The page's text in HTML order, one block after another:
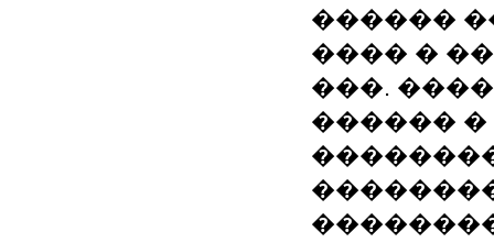
������
���� �
���.
������